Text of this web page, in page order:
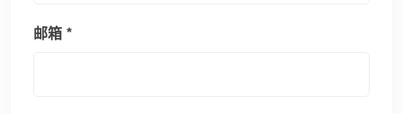
邮箱*